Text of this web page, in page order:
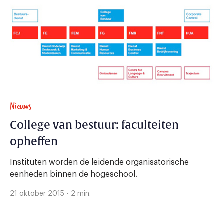
Nieuws
College van bestuur: faculteiten
opheffen
Instituten worden de leidende organisatorische
eenheden binnen de hogeschool.
21 oktober 2015 - 2 min.